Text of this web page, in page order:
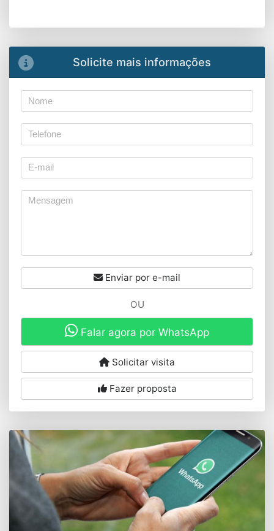
Solicite mais informações
Enviar por e-mail
OU
Falar agora por WhatsApp
Solicitar visita
Fazer proposta